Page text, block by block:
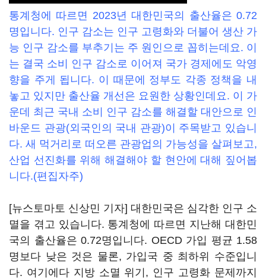
통계청에 따르면 2023년 대한민국의 출산율은 0.72
명입니다. 인구 감소는 인구 고령화와 더불어 생산 가
능 인구 감소를 부추기는 주 원인으로 꼽히는데요. 이
는 결국 소비 인구 감소로 이어져 국가 경제에도 악영
향을 주게 됩니다. 이 때문에 정부도 각종 정책을 내
놓고 있지만 출산율 개선은 요원한 상황인데요. 이 가
운데 최근 국내 소비 인구 감소를 해결할 대안으로 인
바운드 관광(외국인의 국내 관광)이 주목받고 있습니
다. 새 먹거리로 떠오른 관광업의 가능성을 살펴보고,
산업 선진화를 위해 해결해야 할 현안에 대해 짚어봅
니다.(편집자주)
[뉴스토마토 신상민 기자] 대한민국은 심각한 인구 소
멸을 겪고 있습니다. 통계청에 따르면 지난해 대한민
국의 출산율은 0.72명입니다. OECD 가입 평균 1.58
명보다 낮은 것은 물론, 가입국 중 최하위 수준입니
다. 여기에다 지방 소멸 위기, 인구 고령화 문제까지